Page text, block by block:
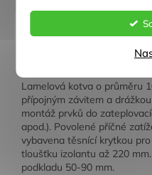
Detailní popis
Lamelová kotva o průměru
přípojným závitem a
montáž prvků do
apod.). Povolené příčné
vybavena těsnící krytkou
tloušťku izolantu až 220
podkladu 50-90 mm.